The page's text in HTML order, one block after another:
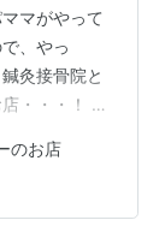
マがやって
、やっ
灸接骨院と
・・・！ パ
・・・（そ
て（前も来
けたけど、
のお店